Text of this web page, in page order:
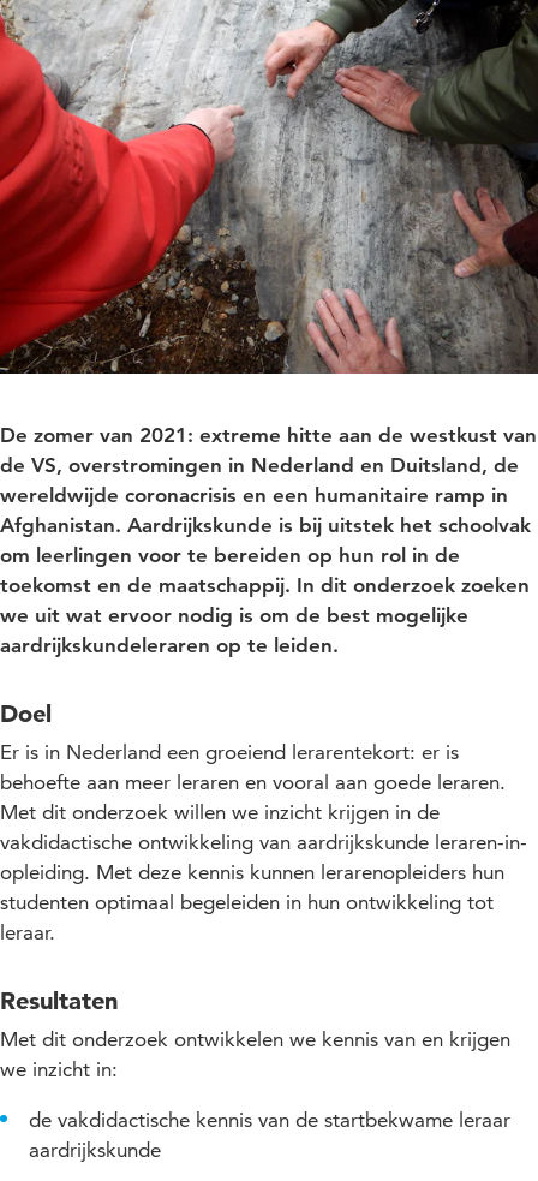
De zomer van 2021: extreme hitte aan de westkust van
de VS, overstromingen in Nederland en Duitsland, de
wereldwijde coronacrisis en een humanitaire ramp in
Afghanistan. Aardrijkskunde is bij uitstek het schoolvak
om leerlingen voor te bereiden op hun rol in de
toekomst en de maatschappij. In dit onderzoek zoeken
we uit wat ervoor nodig is om de best mogelijke
aardrijkskundeleraren op te leiden.
Doel
Er is in Nederland een groeiend lerarentekort: er is
behoefte aan meer leraren en vooral aan goede leraren.
Met dit onderzoek willen we inzicht krijgen in de
vakdidactische ontwikkeling van aardrijkskunde leraren-in-
opleiding. Met deze kennis kunnen lerarenopleiders hun
studenten optimaal begeleiden in hun ontwikkeling tot
leraar.
Resultaten
Met dit onderzoek ontwikkelen we kennis van en krijgen
we inzicht in:
de vakdidactische kennis van de startbekwame leraar
aardrijkskunde